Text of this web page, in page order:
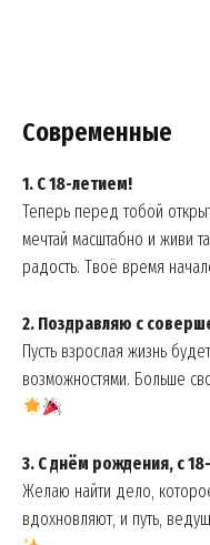
Современные
1. С 18-летием!
Теперь перед тобой
мечтай масштабно и живи
радость. Твоё время
2. Поздравляю с
Пусть взрослая жизнь
возможностями. Больше
3. С днём рождения, с
Желаю найти дело,
вдохновляют, и путь,